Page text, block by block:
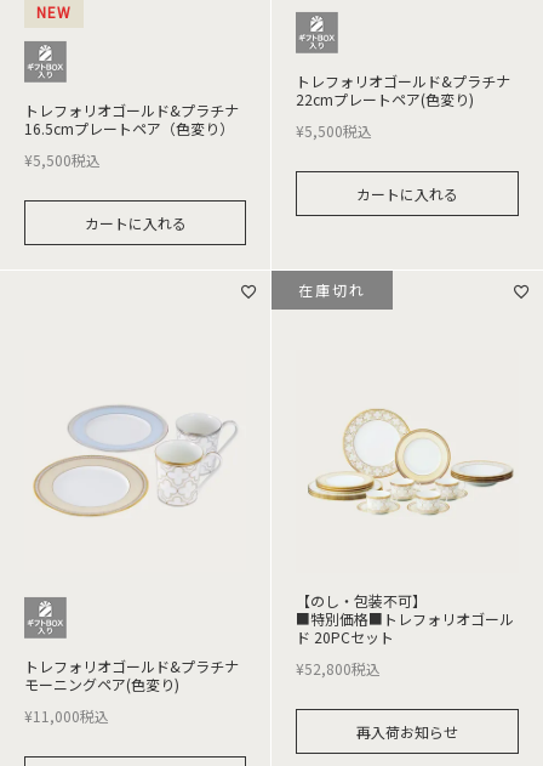
NEW
トレフォリオゴールド&プラチナ
16.5cmプレートペア（色変り）
¥5,500税込
カートに入れる
トレフォリオゴールド&プラチナ
22cmプレートペア(色変り)
¥5,500税込
カートに入れる
トレフォリオゴールド&プラチナ
モーニングペア(色変り)
¥11,000税込
【のし・包装不可】
■特別価格■トレフォリオゴール
ド 20PCセット
¥52,800税込
再入荷お知らせ
在庫切れ